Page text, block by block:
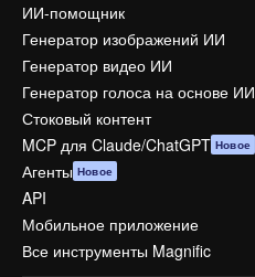
ИИ-помощник
Генератор изображений ИИ
Генератор видео ИИ
Генератор голоса на основе ИИ
Стоковый контент
MCP для Claude/ChatGPT Новое
Агенты Новое
API
Мобильное приложение
Все инструменты Magnific